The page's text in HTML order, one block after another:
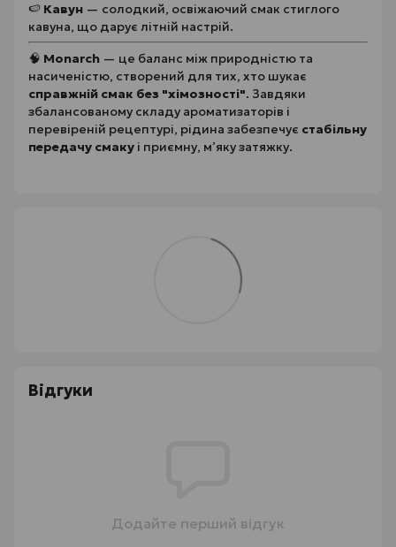
🍉 Кавун — солодкий, освіжаючий смак стиглого
кавуна, що дарує літній настрій.
🧠 Monarch — це баланс між природністю та
насиченістю, створений для тих, хто шукає
справжній смак без "хімозності". Завдяки
збалансованому складу ароматизаторів і
перевіреній рецептурі, рідина забезпечує стабільну
передачу смаку і приємну, м’яку затяжку.
Відгуки
Додайте перший відгук